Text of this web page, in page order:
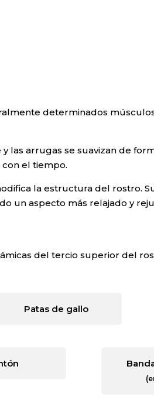
determinados
arrugas se suavizan de
el tiempo.
la estructura del rostro.
un aspecto más relajado y
del tercio superior del
Patas de gallo